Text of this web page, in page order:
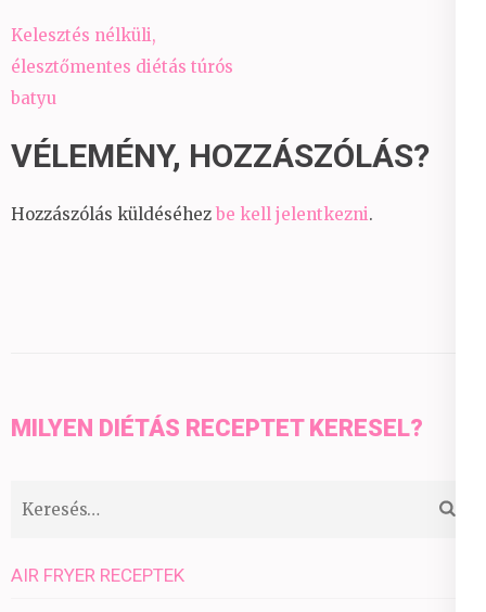
Bejegyzés
navigáció
Kelesztés nélküli,
élesztőmentes diétás túrós
batyu
VÉLEMÉNY, HOZZÁSZÓLÁS?
Hozzászólás küldéséhez be kell jelentkezni.
MILYEN DIÉTÁS RECEPTET KERESEL?
Keresés:
AIR FRYER RECEPTEK